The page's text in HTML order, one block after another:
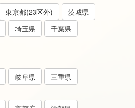
東京都(23区外)
茨城県
埼玉県
千葉県
岐阜県
三重県